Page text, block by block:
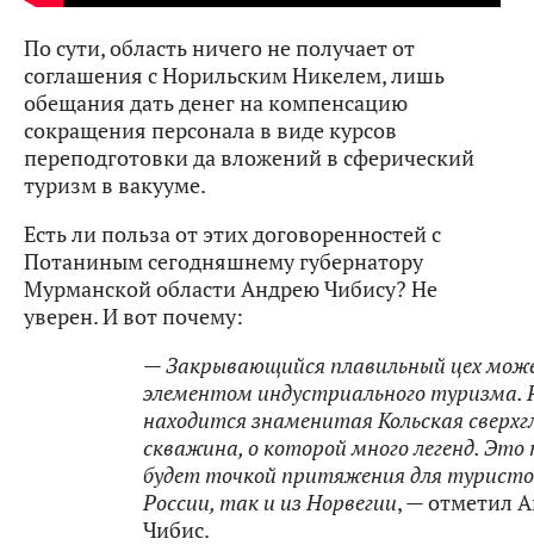
По сути, область ничего не получает от
соглашения с Норильским Никелем, лишь
обещания дать денег на компенсацию
сокращения персонала в виде курсов
переподготовки да вложений в сферический
туризм в вакууме.
Есть ли польза от этих договоренностей с
Потаниным сегодняшнему губернатору
Мурманской области Андрею Чибису? Не
уверен. И вот почему:
—Закрывающийся плавильный цех
элементом индустриального туризма.
находится знаменитая Кольская
скважина, о которой много легенд.
будет точкой притяжения для
России, так и из Норвегии, — отметил
Чибис.